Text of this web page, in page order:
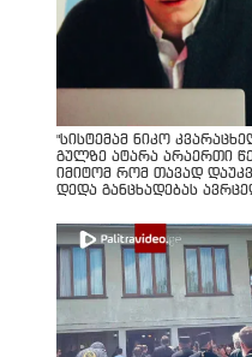
"სისტემამ ნიკო
გულზე ატარა არაერთი
იმიტომ რომ თავად
დედა განცხადებას